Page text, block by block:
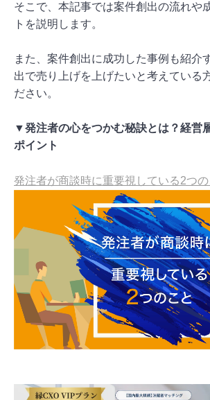
そこで、本記事では案件創出の流れや
トを説明します。
また、案件創出に成功した事例も紹介
出で売り上げを上げたいと考えている
ださい。
▼発注者の心をつかむ秘訣とは？経営
ポイント
発注者が商談時に重要視している2つの